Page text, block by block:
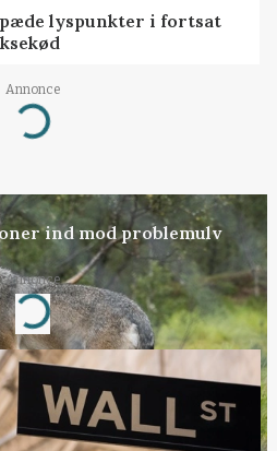
lyspunkter i fortsat
Annonce
Loading...
ind mod problemulv
Annonce